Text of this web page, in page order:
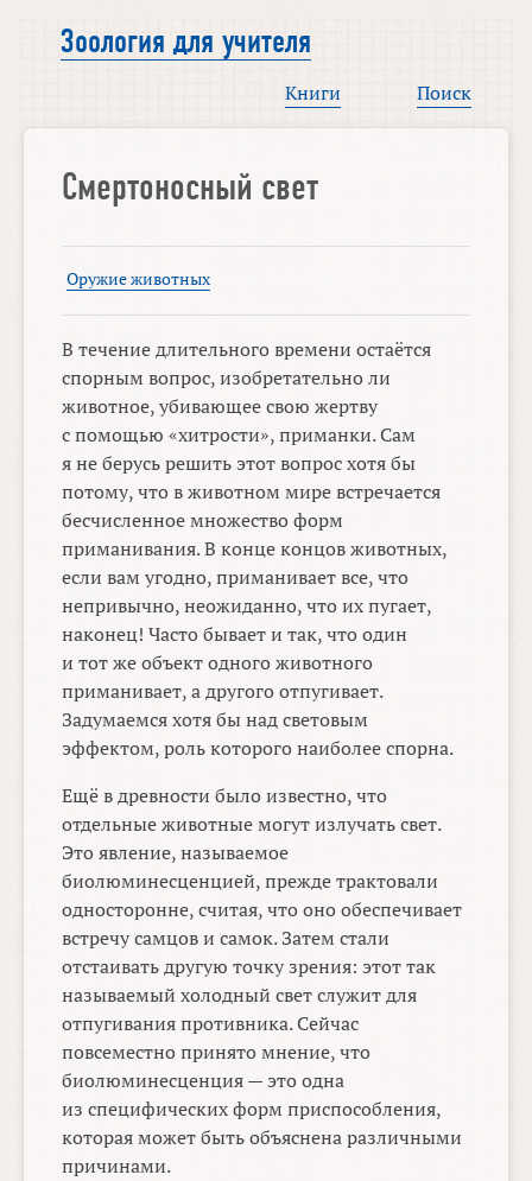
Зоология для учителя
Книги Поиск
Смертоносный свет
Оружие животных
В течение длительного времени остаётся
спорным вопрос, изобретательно ли
животное, убивающее свою жертву
с помощью «хитрости», приманки. Сам
я не берусь решить этот вопрос хотя бы
потому, что в животном мире встречается
бесчисленное множество форм
приманивания. В конце концов животных,
если вам угодно, приманивает все, что
непривычно, неожиданно, что их пугает,
наконец! Часто бывает и так, что один
и тот же объект одного животного
приманивает, а другого отпугивает.
Задумаемся хотя бы над световым
эффектом, роль которого наиболее спорна.
Ещё в древности было известно, что
отдельные животные могут излучать свет.
Это явление, называемое
биолюминесценцией, прежде трактовали
односторонне, считая, что оно обеспечивает
встречу самцов и самок. Затем стали
отстаивать другую точку зрения: этот так
называемый холодный свет служит для
отпугивания противника. Сейчас
повсеместно принято мнение, что
биолюминесценция — это одна
из специфических форм приспособления,
которая может быть объяснена различными
причинами.